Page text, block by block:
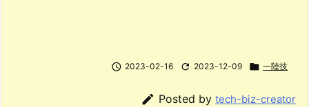
 2023-02-16  2023-12-09  一陸技
 Posted by tech-biz-creator